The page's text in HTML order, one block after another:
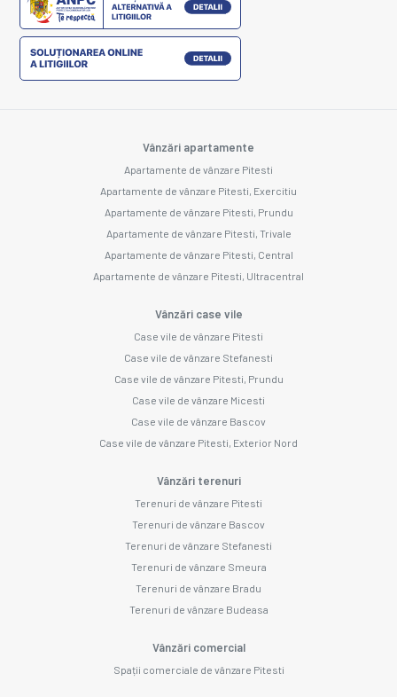
Vânzări apartamente
Apartamente de vânzare Pitesti
Apartamente de vânzare Pitesti, Exercitiu
Apartamente de vânzare Pitesti, Prundu
Apartamente de vânzare Pitesti, Trivale
Apartamente de vânzare Pitesti, Central
Apartamente de vânzare Pitesti, Ultracentral
Vânzări case vile
Case vile de vânzare Pitesti
Case vile de vânzare Stefanesti
Case vile de vânzare Pitesti, Prundu
Case vile de vânzare Micesti
Case vile de vânzare Bascov
Case vile de vânzare Pitesti, Exterior Nord
Vânzări terenuri
Terenuri de vânzare Pitesti
Terenuri de vânzare Bascov
Terenuri de vânzare Stefanesti
Terenuri de vânzare Smeura
Terenuri de vânzare Bradu
Terenuri de vânzare Budeasa
Vânzări comercial
Spații comerciale de vânzare Pitesti